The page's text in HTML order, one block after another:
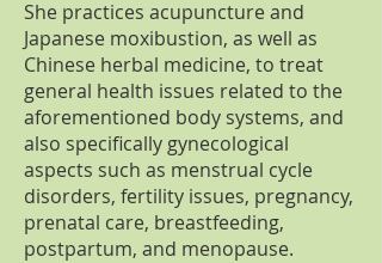
She practices acupuncture and
Japanese moxibustion, as well as
Chinese herbal medicine, to treat
general health issues related to the
aforementioned body systems, and
also specifically gynecological
aspects such as menstrual cycle
disorders, fertility issues, pregnancy,
prenatal care, breastfeeding,
postpartum, and menopause.